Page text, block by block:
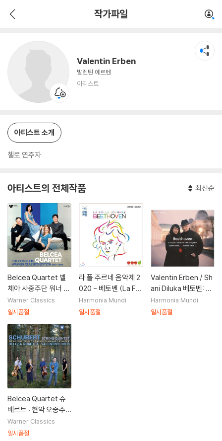
작가파일
Valentin Erben
발렌틴 에르벤
아티스트
아티스트 소개
첼로 연주자
아티스트의 전체작품 최신순
Belcea Quartet 벨
체아 사중주단 워너 전
집 (Complete Warn
er Classics Edition)
Warner Classics
일시품절
라 폴 주르네 음악제 2
020 - 베토벤 (La Foll
e Journee 2020 - B
eethoven)
Harmonia Mundi
일시품절
Valentin Erben / Sh
ani Diluka 베토벤: 첼
로와 피아노를 위한 작
품 전집 (Beethove
Harmonia Mundi
일시품절
Belcea Quartet 슈
베르트 : 현악 오중주
곡, 현악 사중주 (Sch
ubert: String Quint
Warner Classics
일시품절